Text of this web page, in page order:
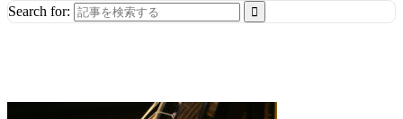
Search for: